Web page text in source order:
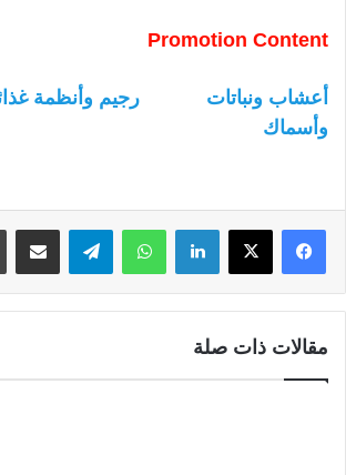
Promotion Content
أعشاب ونباتات رجيم وأنظمة
وأسماك
لينكدإن واتساب
مقالات ذات صلة